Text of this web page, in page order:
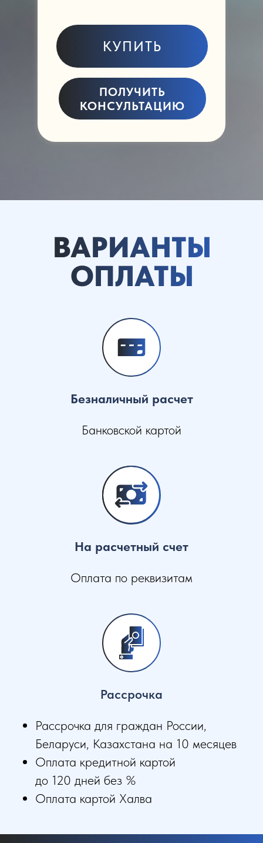
КУПИТЬ
ПОЛУЧИТЬ
КОНСУЛЬТАЦИЮ
ВАРИАНТЫ
ОПЛАТЫ
Безналичный расчет
Банковской картой
На расчетный счет
Оплата по реквизитам
Рассрочка
Рассрочка для граждан России,
Беларуси, Казахстана на 10 месяцев
Оплата кредитной картой
до 120 дней без %
Оплата картой Халва